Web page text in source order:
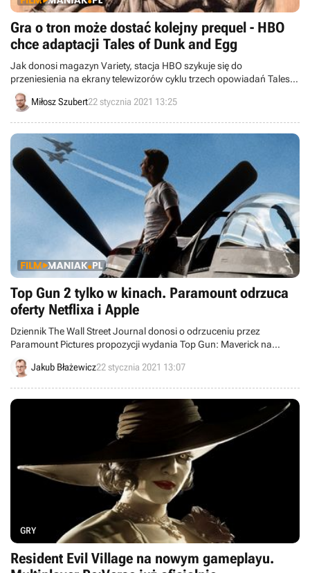
Gra o tron może dostać kolejny prequel - HBO
chce adaptacji Tales of Dunk and Egg
Jak donosi magazyn Variety, stacja HBO szykuje się do
przeniesienia na ekrany telewizorów cyklu trzech opowiadań Tales
of Dunk and Egg (w Polsce wydane jako Opowieści z Siedmiu
Królestw), których autorem jest George R.R. Martin. Ich akcja
znanymi z książkowego cyklu i serialu.
Miłosz Szubert22 stycznia 2021 13:25
Top Gun 2 tylko w kinach. Paramount odrzuca
oferty Netflixa i Apple
Dziennik The Wall Street Journal donosi o odrzuceniu przez
Paramount Pictures propozycji wydania Top Gun: Maverick na
platformach dystrybucji cyfrowej. Wytwórnia przewiduje bowiem
ogromne zyski z premiery kinowej.
Jakub Błażewicz22 stycznia 2021 13:07
GRY
Resident Evil Village na nowym gameplayu.